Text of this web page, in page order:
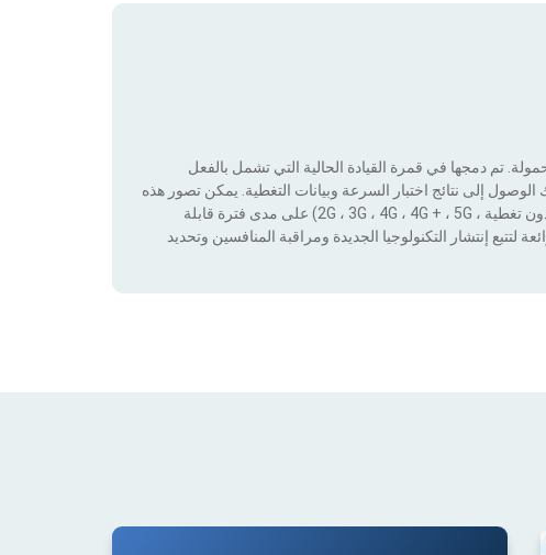
تم دمجها في قمرة القيادة الحالية التي تشمل بالفعل
إلى نتائج اختبار السرعة وبيانات التغطية. يمكن تصور هذه
البيانات من خلال تطبيق عوامل التصفية حسب التكنولوجيا (بدون تغطية ، 2G ، 3G ، 4G ، 4G + ، 5G) على مدى فترة قابلة
إنتشار التكنولوجيا الجديدة ومراقبة المنافسين وتحديد